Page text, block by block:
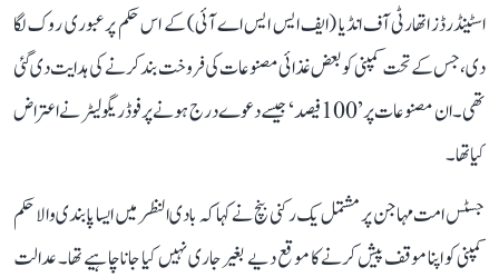
اسٹینڈرڈز اتھارٹی آف انڈیا (ایف ایس ایس اے آئی) کے اس حکم پر عبوری روک لگا
دی، جس کے تحت کمپنی کو بعض غذائی مصنوعات کی فروخت بند کرنے کی ہدایت دی گئی
تھی۔ ان مصنوعات پر ’100 فیصد‘ جیسے دعوے درج ہونے پر فوڈ ریگولیٹر نے اعتراض
کیا تھا۔
جسٹس امت مہاجن پر مشتمل یک رکنی بنچ نے کہا کہ بادی النظر میں ایسا پابندی والا حکم
کمپنی کو اپنا موقف پیش کرنے کا موقع دیے بغیر جاری نہیں کیا جانا چاہیے تھا۔ عدالت